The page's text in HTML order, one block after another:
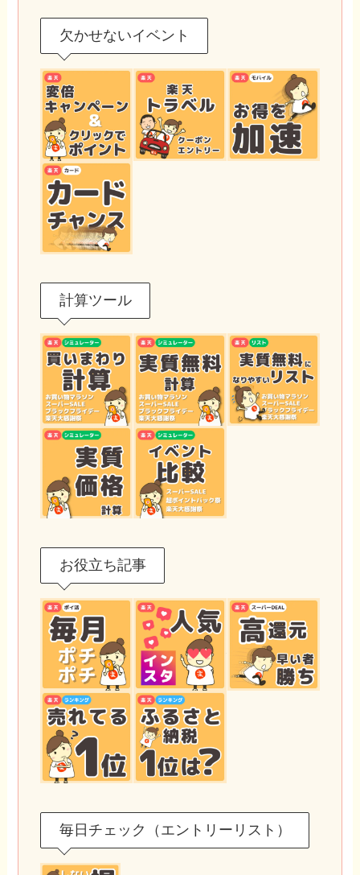
欠かせないイベント
計算ツール
お役立ち記事
毎日チェック（エントリーリスト）